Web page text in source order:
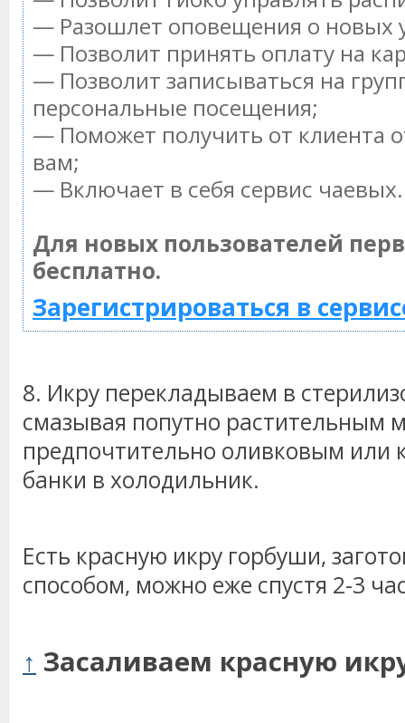
— Разошлет оповещения о новых
— Позволит принять оплату на
— Позволит записываться на
персональные посещения;
— Поможет получить от клиента
вам;
— Включает в себя сервис чаевых.
Для новых пользователей
бесплатно.
Зарегистрироваться в
8. Икру перекладываем в
смазывая попутно растительным
предпочтительно оливковым или
банки в холодильник.
Есть красную икру горбуши,
способом, можно еже спустя 2-3
↑ Засаливаем красную